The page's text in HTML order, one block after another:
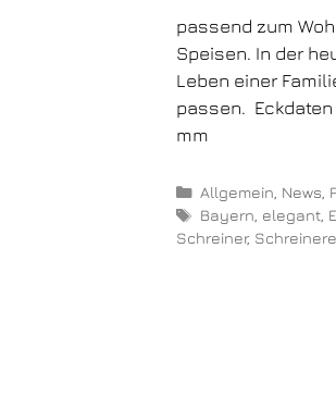
passend zum
Speisen. In der
Leben einer
passen.
mm
Allgemein News
Bayern elegant,
Schreiner,